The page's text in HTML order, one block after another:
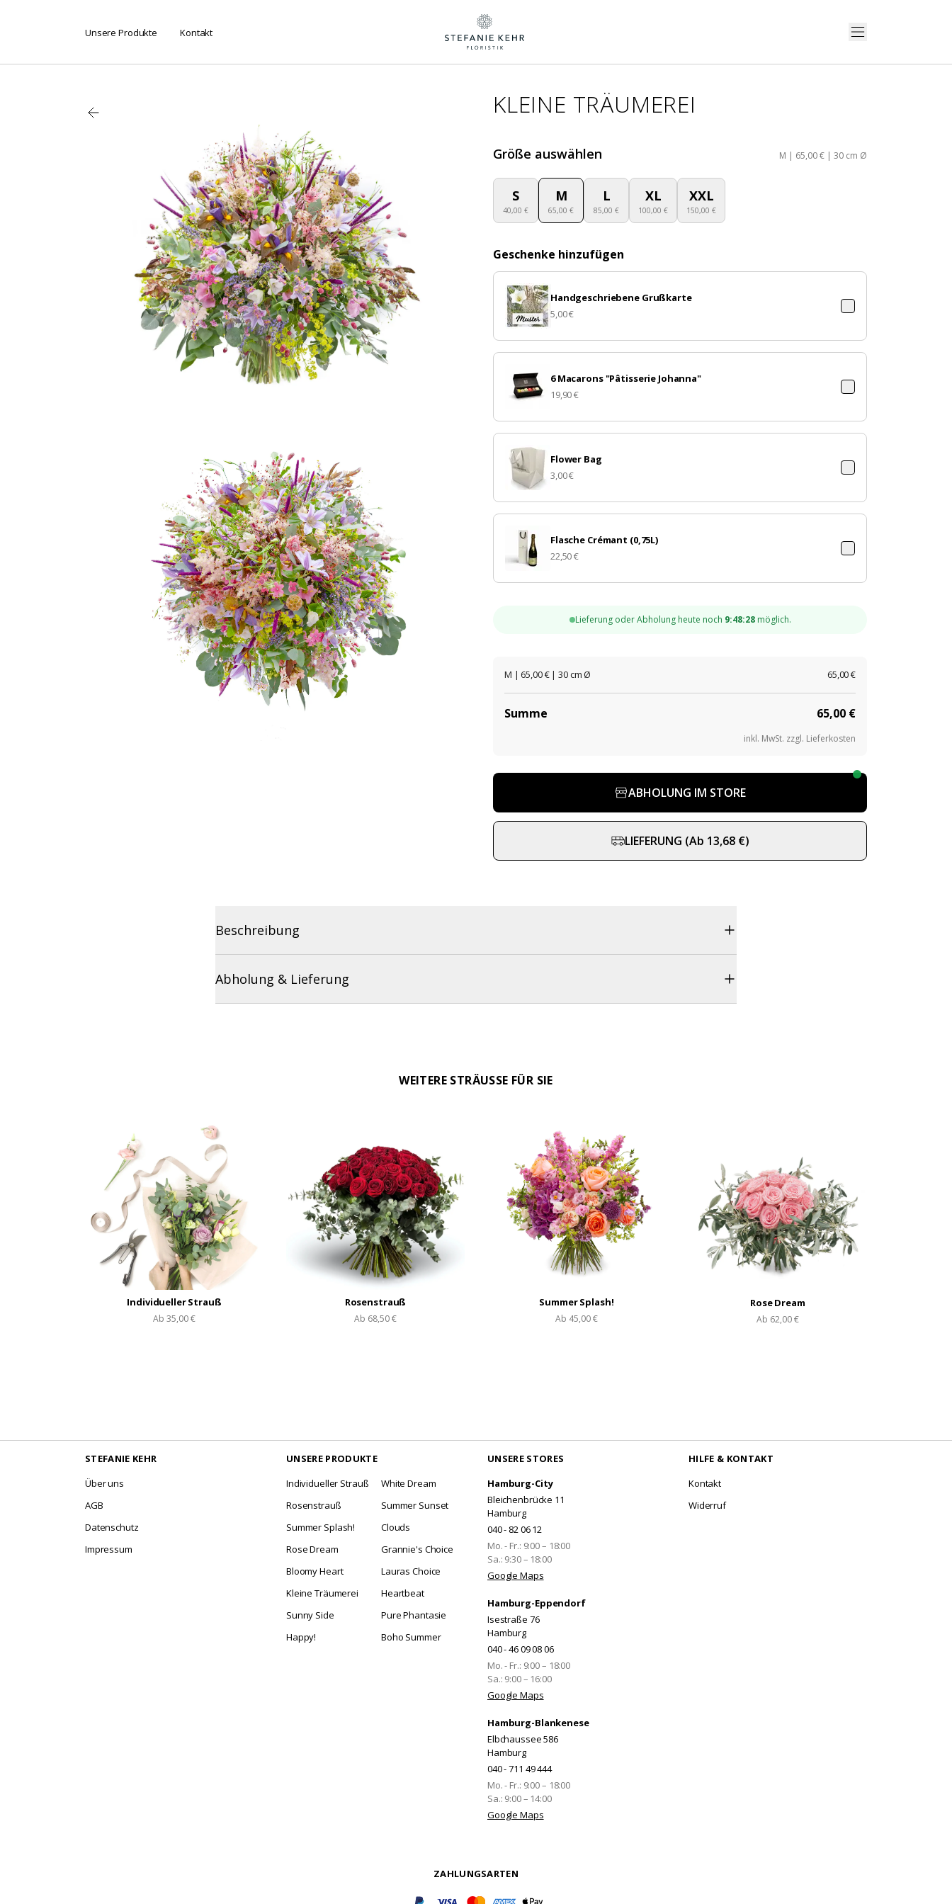
Unsere Produkte Kontakt
KLEINE TRÄUMEREI
Größe auswählen M | 65,00 € | 30 cm Ø
S
40,00 €
M
65,00 €
L
85,00 €
XL
100,00 €
XXL
150,00 €
Geschenke hinzufügen
Handgeschriebene Grußkarte
5,00 €
6 Macarons "Pâtisserie Johanna"
19,90 €
Flower Bag
3,00 €
Flasche Crémant (0,75L)
22,50 €
Lieferung oder Abholung heute noch 9:48:27 möglich.
M | 65,00 € | 30 cm Ø 65,00 €
Summe 65,00 €
inkl. MwSt. zzgl. Lieferkosten
ABHOLUNG IM STORE
LIEFERUNG (Ab 13,68 €)
Beschreibung
Abholung & Lieferung
WEITERE STRÄUSSE FÜR SIE
Individueller Strauß
Ab 35,00 €
Rosenstrauß
Ab 68,50 €
Summer Splash!
Ab 45,00 €
Rose Dream
Ab 62,00 €
STEFANIE KEHR
Über uns
AGB
Datenschutz
Impressum
UNSERE PRODUKTE
Individueller Strauß
Rosenstrauß
Summer Splash!
Rose Dream
Bloomy Heart
Kleine Träumerei
Sunny Side
Happy!
White Dream
Summer Sunset
Clouds
Grannie's Choice
Lauras Choice
Heartbeat
Pure Phantasie
Boho Summer
UNSERE STORES
Hamburg-City
Bleichenbrücke 11
Hamburg
040 - 82 06 12
Mo.- Fr.: 9:00– 18:00
Sa.: 9:30– 18:00
Google Maps
Hamburg-Eppendorf
Isestraße 76
Hamburg
040 - 46 09 08 06
Mo.- Fr.: 9:00– 18:00
Sa.: 9:00– 16:00
Google Maps
Hamburg-Blankenese
Elbchaussee 586
Hamburg
040 - 711 49 444
Mo.- Fr.: 9:00– 18:00
Sa.: 9:00– 14:00
Google Maps
HILFE & KONTAKT
Kontakt
Widerruf
ZAHLUNGSARTEN